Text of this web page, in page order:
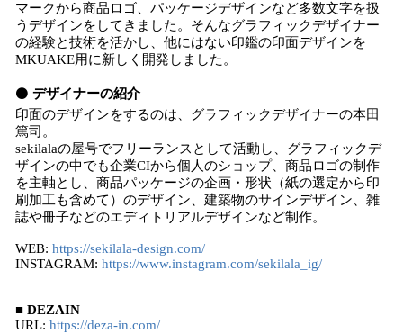
マークから商品ロゴ、パッケージデザインなど多数文字を扱
うデザインをしてきました。そんなグラフィックデザイナー
の経験と技術を活かし、他にはない印鑑の印面デザインを
MKUAKE用に新しく開発しました。
⚫️ デザイナーの紹介
印面のデザインをするのは、グラフィックデザイナーの本田
篤司。
sekilalaの屋号でフリーランスとして活動し、グラフィックデ
ザインの中でも企業CIから個人のショップ、商品ロゴの制作
を主軸とし、商品パッケージの企画・形状（紙の選定から印
刷加工も含めて）のデザイン、建築物のサインデザイン、雑
誌や冊子などのエディトリアルデザインなど制作。
WEB: https://sekilala-design.com/
INSTAGRAM: https://www.instagram.com/sekilala_ig/
■ DEZAIN
URL: https://deza-in.com/